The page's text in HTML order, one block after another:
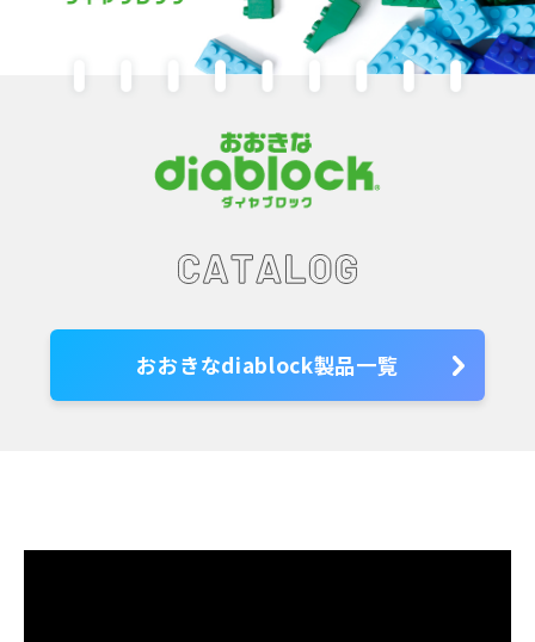
おおきなdiablock製品一覧